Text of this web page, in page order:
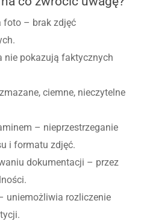
foto – brak zdjęć
nie pokazują faktycznych
ciemne, nieczytelne
– nieprzestrzeganie
i formatu zdjęć.
dokumentacji – przez
uniemożliwia rozliczenie